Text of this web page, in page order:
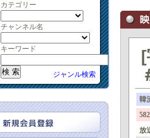
カテゴリー
チャンネル名
キーワード
ジャンル検索
[
韓
放